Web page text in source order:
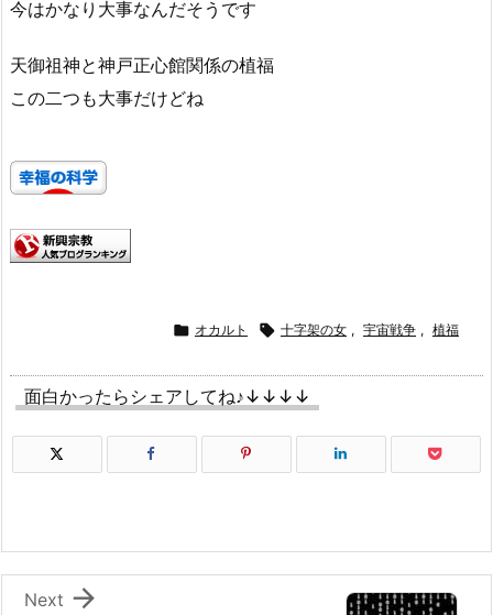
今はかなり大事なんだそうです
天御祖神と神戸正心館関係の植福
この二つも大事だけどね
 オカルト  十字架の女 , 宇宙戦争 , 植福
面白かったらシェアしてね♪↓↓↓↓

Next